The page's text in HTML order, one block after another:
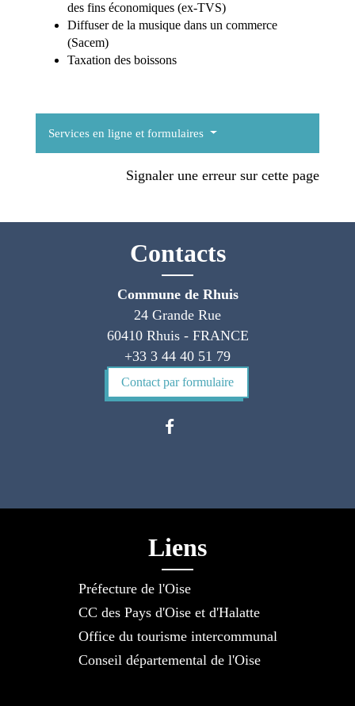
des fins économiques (ex-TVS)
Diffuser de la musique dans un commerce
(Sacem)
Taxation des boissons
Services en ligne et formulaires
Signaler une erreur sur cette page
Contacts
Commune de Rhuis
24 Grande Rue
60410 Rhuis - FRANCE
+33 3 44 40 51 79
Contact par formulaire
Liens
Préfecture de l'Oise
CC des Pays d'Oise et d'Halatte
Office du tourisme intercommunal
Conseil départemental de l'Oise